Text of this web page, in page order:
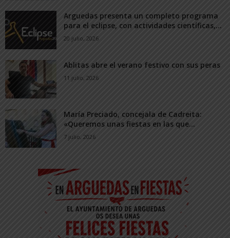
Arguedas presenta un completo programa
para el eclipse, con actividades científicas,...
20 julio, 2026
Ablitas abre el verano festivo con sus peras
11 julio, 2026
María Preciado, concejala de Cadreita:
«Queremos unas fiestas en las que...
7 julio, 2026